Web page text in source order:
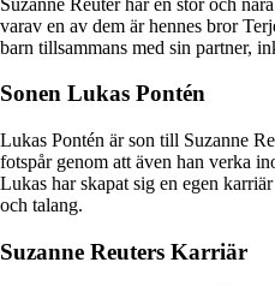
varav en av dem är hennes bror
barn tillsammans med sin partner,
Sonen Lukas Pontén
Lukas Pontén är son till Suzanne
fotspår genom att även han verka
Lukas har skapat sig en egen
och talang.
Suzanne Reuters Karriär